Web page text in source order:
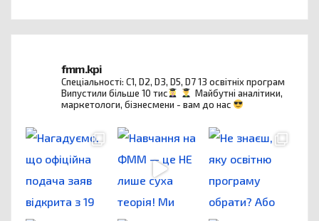
fmm.kpi
Спеціальності: C1, D2, D3, D5, D713 освітніх програм
Випустили більше 10 тис
Майбутні аналітики,
маркетологи, бізнесмени - вам до нас